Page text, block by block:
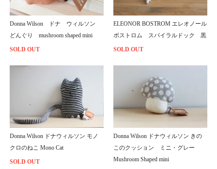
Donna Wilson ドナ ウィルソン
どんぐり mushroom shaped mini
SOLD OUT
ELEONOR BOSTROM エレオノール
ボストロム スパイラルドック 黒
SOLD OUT
Donna Wilson ドナウィルソン モノ
クロのねこ Mono Cat
SOLD OUT
Donna Wilson ドナウィルソン きの
このクッション ミニ・グレー
Mushroom Shaped mini